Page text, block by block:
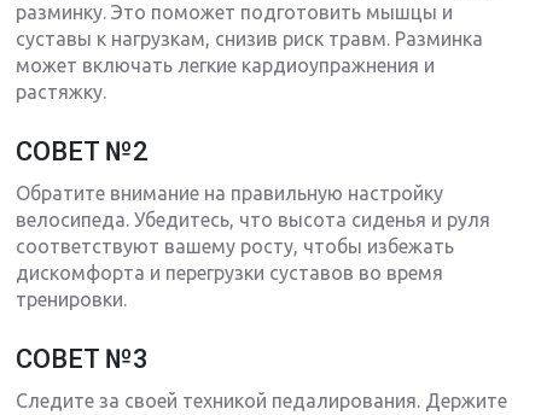
разминку. Это поможет подготовить мышцы и
суставы к нагрузкам, снизив риск травм. Разминка
может включать легкие кардиоупражнения и
растяжку.
СОВЕТ №2
Обратите внимание на правильную настройку
велосипеда. Убедитесь, что высота сиденья и руля
соответствуют вашему росту, чтобы избежать
дискомфорта и перегрузки суставов во время
тренировки.
СОВЕТ №3
Следите за своей техникой педалирования. Держите